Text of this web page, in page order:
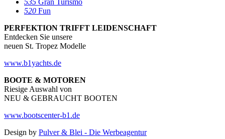
520 Fun
PERFEKTION TRIFFT LEIDENSCHAFT
Entdecken Sie unsere
neuen St. Tropez Modelle
www.b1yachts.de
BOOTE & MOTOREN
Riesige Auswahl von
NEU & GEBRAUCHT BOOTEN
www.bootscenter-b1.de
Design by Pulver & Blei - Die Werbeagentur